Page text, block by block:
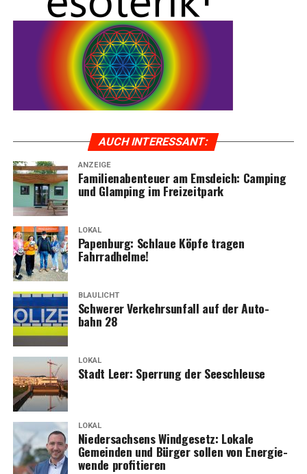
AUCH INTER­ES­SANT:
ANZEIGE
Fami­li­en­aben­teu­er am Ems­deich: Cam­ping
und Glam­ping im Freizeitpark
LOKAL
Papen­burg: Schlaue Köp­fe tra­gen
Fahrradhelme!
BLAULICHT
Schwe­rer Ver­kehrs­un­fall auf der Auto­
bahn 28
LOKAL
Stadt Leer: Sper­rung der Seeschleuse
LOKAL
Nie­der­sach­sens Wind­ge­setz: Loka­le
Gemein­den und Bür­ger sol­len von Ener­gie­
wen­de profitieren